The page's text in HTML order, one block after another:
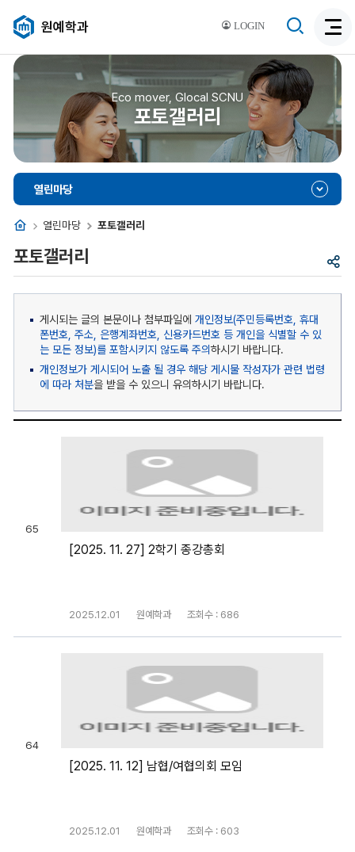
LOGIN
원예학과
색
활
성
색
Eco mover, Glocal SCNU
포토갤러리
홈 열린마당 포토갤러리
열린마당
공
포토갤러리
게시되는 글의 본문이나 첨부파일에 개인정보(주민등록번호, 휴대
폰번호, 주소, 은행계좌번호, 신용카드번호 등 개인을 식별할 수 있
는 모든 정보)를 포함시키지 않도록 주의하시기 바랍니다.
개인정보가 게시되어 노출 될 경우 해당 게시물 작성자가 관련 법령
에 따라 처분을 받을 수 있으니 유의하시기 바랍니다.
65
[2025. 11. 27] 2학기 종강총회
2025.12.01 원예학과 조회수 : 686
64
[2025. 11. 12] 남협/여협의회 모임
2025.12.01 원예학과 조회수 : 603